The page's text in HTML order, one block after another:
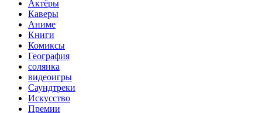
Актёры
Каверы
Аниме
Книги
Комиксы
География
солянка
видеоигры
Саундтреки
Искусство
Премии